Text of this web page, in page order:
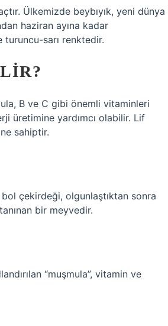
Ülkemizde beybıyık, yeni dünya
haziran ayına kadar
sarı renktedir.
B ve C gibi önemli vitaminleri
üretimine yardımcı olabilir. Lif
sahiptir.
çekirdeği, olgunlaştıktan sonra
bir meyvedir.
“muşmula”, vitamin ve